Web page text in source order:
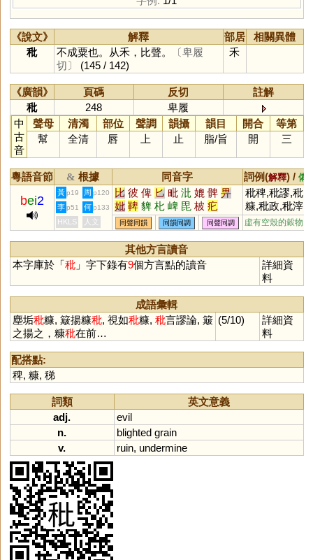
《說文》 解釋 部居
相關異體
秕
不成粟也。从禾，比聲。
〔卑履
切〕
(145 / 142)
禾
《廣韻》 頁碼 反切
註解
秕
248
卑履
中
古
音
聲母 清濁 部位 聲調 韻攝 韻目 開合
等第
幫
全清 唇 上 止 脂/旨 開 三
粵語音節 & 根據 同音字 詞例(解釋) / 備
bei2
黃 p19 周 p120 比 彼 俾 匕 毗 沘 媲 髀 畀
妣 鞞 貏 朼 崥 毘 柀 疕
秕稗,秕謬,秕
糠,秕政,秕滓,
糠秕
李 p51 何 p133
HKLS 人文 同聲同韻 同韻同調 同聲同調 虛有空殼的穀物
其他方言讀音
本字庫於「秕」字下錄有9個方言點的讀音
詳細資
料
成語彙輯
塵垢秕糠, 簸揚糠秕, 視如秕糠, 秕言謬論, 簸
之揚之，糠秕在前…
(5/10)
詳細資
料
配搭點:
稗, 糠, 稊
詞類
英文意義
adj.
evil
n.
blighted grain
v.
ruin, undermine